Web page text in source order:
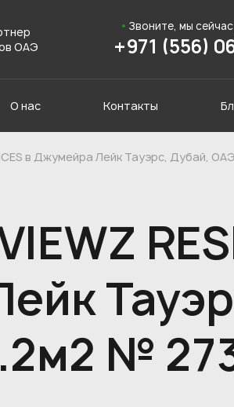
ОАЭ
Звоните, мы
+971 (556)
О нас Контакты
в Джумейра Лейк Тауэрс, Дубай,
№